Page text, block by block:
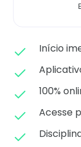
Início
100%
Acesse